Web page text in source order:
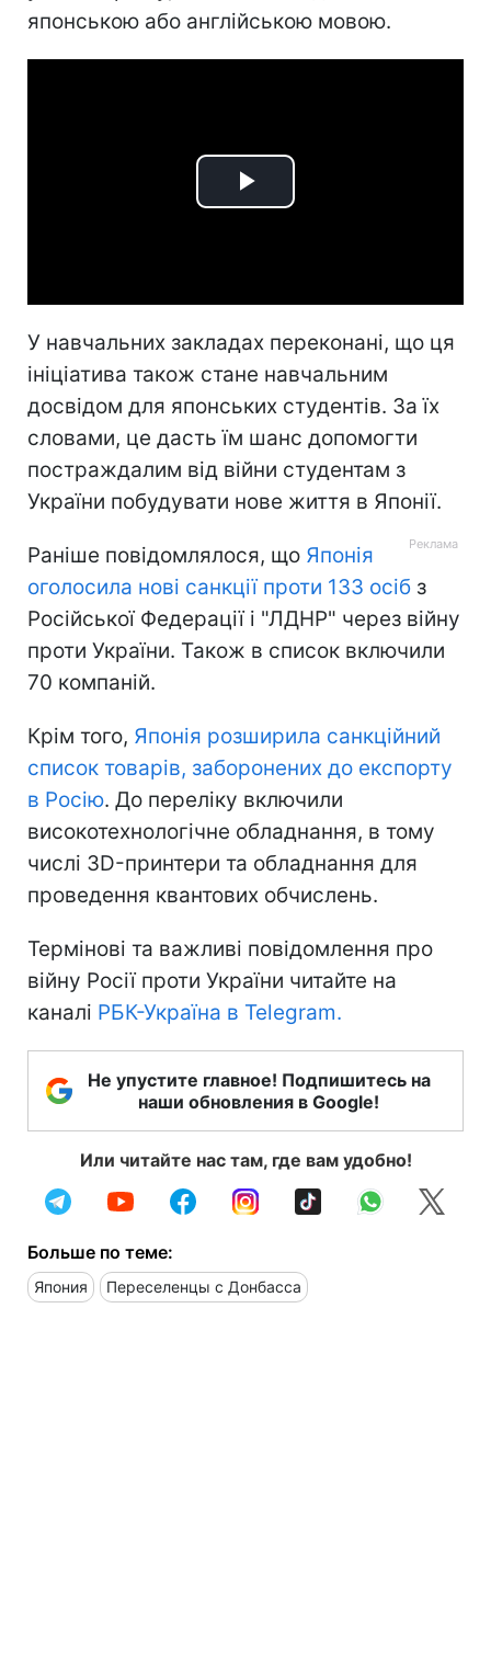
японською або англійською мовою.
Play
У навчальних закладах переконані, що ця
ініціатива також стане навчальним
досвідом для японських студентів. За їх
словами, це дасть їм шанс допомогти
постраждалим від війни студентам з
України побудувати нове життя в Японії.
Раніше повідомлялося, що Японія
оголосила нові санкції проти 133 осіб з
Російської Федерації і "ЛДНР" через війну
проти України. Також в список включили
70 компаній.
Крім того, Японія розширила санкційний
список товарів, заборонених до експорту
в Росію. До переліку включили
високотехнологічне обладнання, в тому
числі 3D-принтери та обладнання для
проведення квантових обчислень.
Термінові та важливі повідомлення про
війну Росії проти України читайте на
каналі РБК-Україна в Telegram.
Не упустите главное! Подпишитесь на
наши обновления в Google!
Или читайте нас там, где вам удобно!
Больше по теме:
Япония Переселенцы с Донбасса